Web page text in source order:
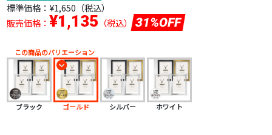
標準価格： ¥1,650（税込）
販売価格： ¥1,135 （税込） 31%OFF
この商品のバリエーション
ブラック ゴールド シルバー ホワイト